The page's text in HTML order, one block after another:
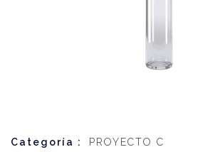
Categoría : PROYECTO C